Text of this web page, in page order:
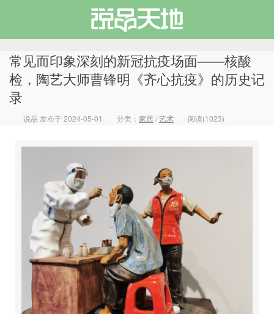
说品天地
常见而印象深刻的新冠抗疫场面——核酸
检，陶艺大师曹锋明《齐心抗疫》的历史记
录
说品 发布于 2024-05-01 分类： 家居/艺术 阅读(1023)